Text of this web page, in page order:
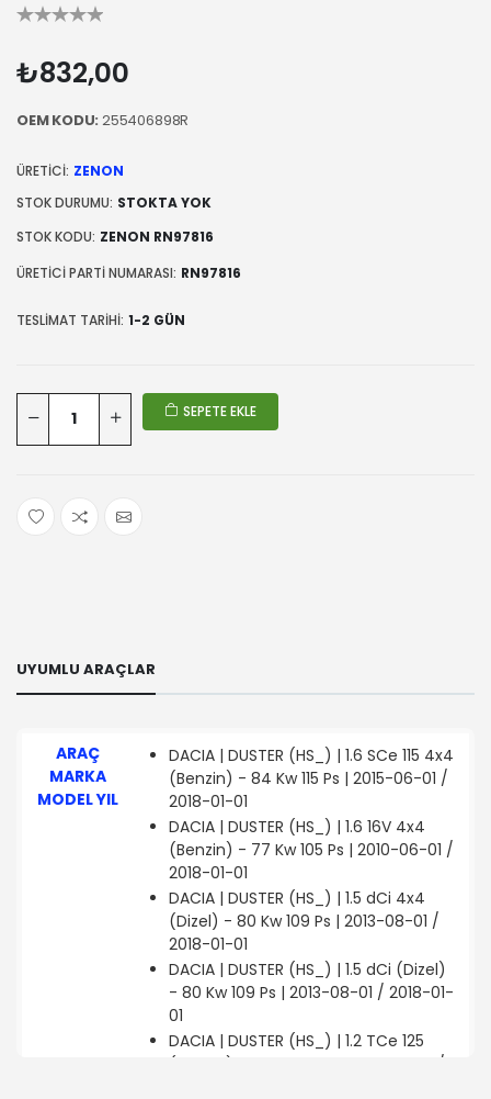
₺832,00
OEM KODU:255406898R
ÜRETICI: ZENON
STOK DURUMU: STOKTA YOK
STOK KODU: ZENON RN97816
ÜRETICI PARTI NUMARASI: RN97816
TESLIMAT TARIHI: 1-2 GÜN
SEPETE EKLE
UYUMLU ARAÇLAR
ARAÇ
MARKA
MODEL YIL
DACIA | DUSTER (HS_) | 1.6 SCe 115 4x4
(Benzin) - 84 Kw 115 Ps | 2015-06-01 /
2018-01-01
DACIA | DUSTER (HS_) | 1.6 16V 4x4
(Benzin) - 77 Kw 105 Ps | 2010-06-01 /
2018-01-01
DACIA | DUSTER (HS_) | 1.5 dCi 4x4
(Dizel) - 80 Kw 109 Ps | 2013-08-01 /
2018-01-01
DACIA | DUSTER (HS_) | 1.5 dCi (Dizel)
- 80 Kw 109 Ps | 2013-08-01 / 2018-01-
01
DACIA | DUSTER (HS_) | 1.2 TCe 125
(Benzin) - 92 Kw 125 Ps | 2013-10-01 /